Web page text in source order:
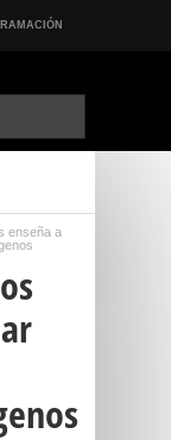
enseña a